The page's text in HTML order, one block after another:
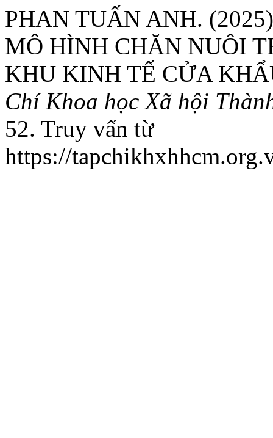
PHAN TUẤN ANH.
MÔ HÌNH CHĂN NUÔI
KHU KINH TẾ CỬA
Chí Khoa học Xã hội
52. Truy vấn từ
https://